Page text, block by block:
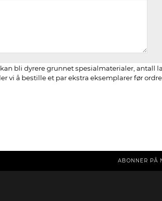
bli dyrere grunnet spesialmaterialer, antall
vi å bestille et par ekstra eksemplarer før
ABONNER PÅ